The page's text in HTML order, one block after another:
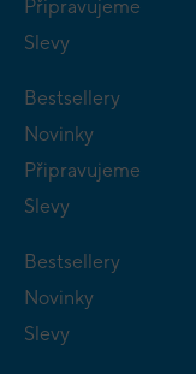
Připravujeme
Slevy
Bestsellery
Novinky
Připravujeme
Slevy
Bestsellery
Novinky
Slevy